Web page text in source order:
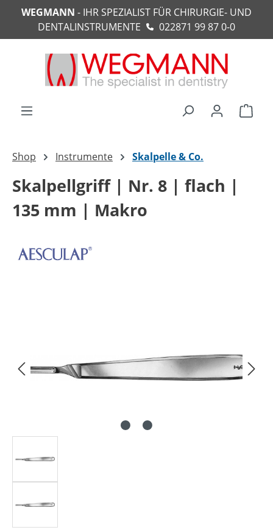
springen
WEGMANN - IHR SPEZIALIST FÜR CHIRURGIE- UND
DENTALINSTRUMENTE
022871 99 87 0-0
Shop Instrumente Skalpelle & Co.
Skalpellgriff | Nr. 8 | flach |
135 mm | Makro